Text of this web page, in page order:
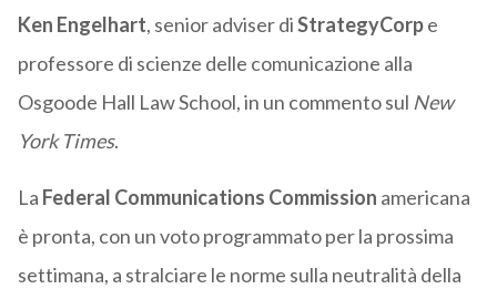
Ken Engelhart, senior adviser diStrategyCorpe
professore di scienze delle comunicazione alla
Osgoode Hall Law School, in un commento sul New
York Times.
La Federal Communications Commission americana
è pronta, con un voto programmato per la prossima
settimana, a stralciare le norme sulla neutralità della